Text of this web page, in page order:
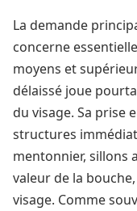
La demande
concerne
moyens et
délaissé joue
du visage. Sa prise
structures
mentonnier, sillons
valeur de la
visage. Comme